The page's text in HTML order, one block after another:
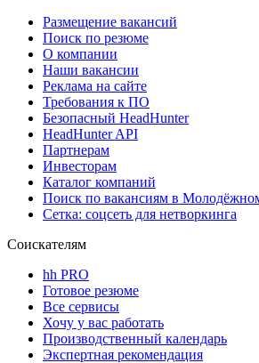
Размещение вакансий
Поиск по резюме
О компании
Наши вакансии
Реклама на сайте
Требования к ПО
Безопасный HeadHunter
HeadHunter API
Партнерам
Инвесторам
Каталог компаний
Поиск по вакансиям в
Сетка: соцсеть для нетворкинга
Соискателям
hh PRO
Готовое резюме
Все сервисы
Хочу у вас работать
Производственный календарь
Экспертная рекомендация